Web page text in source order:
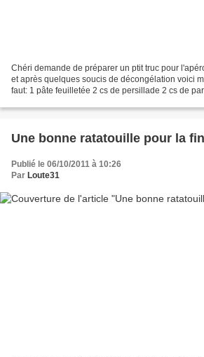
Chéri demande de préparer un ptit truc pour
et après quelques soucis de décongélation voici
faut: 1 pâte feuilletée 2 cs de persillade 2 cs de
Une bonne ratatouille pour la
Publié le 06/10/2011 à 10:26
Par Loute31